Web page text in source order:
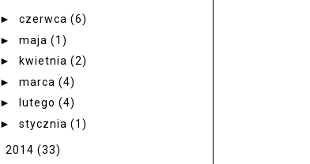
► czerwca (6)
► maja (1)
►
kwietnia (2)
► marca (4)
►
lutego (4)
► stycznia (1)
2014 (33)